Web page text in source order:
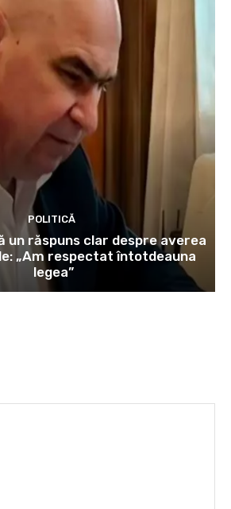
POLITICĂ
un răspuns clar despre averea
„Am respectat întotdeauna
legea”